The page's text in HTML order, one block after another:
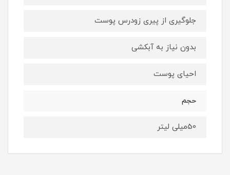
جلوگیری از پیری زودرس پوست
بدون نیاز به آبکشی
احیای پوست
حجم
50میلی لیتر